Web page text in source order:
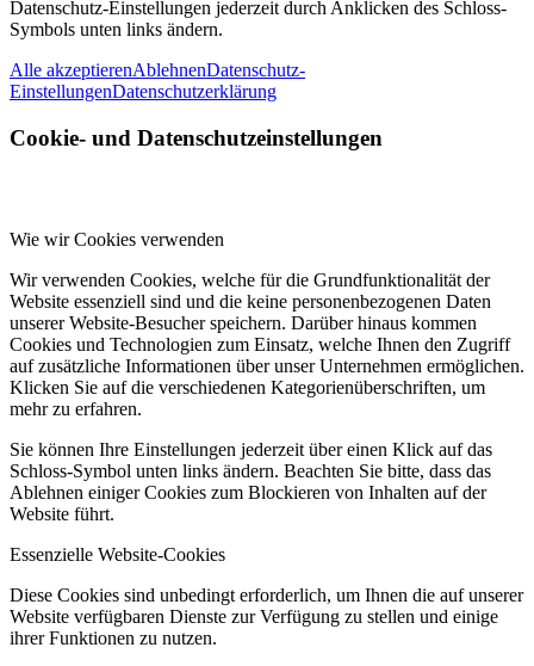
Datenschutz-Einstellungen jederzeit durch Anklicken des Schloss-
Symbols unten links ändern.
Alle akzeptierenAblehnenDatenschutz-
EinstellungenDatenschutzerklärung
Cookie- und Datenschutzeinstellungen
Wie wir Cookies verwenden
Wir verwenden Cookies, welche für die Grundfunktionalität der
Website essenziell sind und die keine personenbezogenen Daten
unserer Website-Besucher speichern. Darüber hinaus kommen
Cookies und Technologien zum Einsatz, welche Ihnen den Zugriff
auf zusätzliche Informationen über unser Unternehmen ermöglichen.
Klicken Sie auf die verschiedenen Kategorienüberschriften, um
mehr zu erfahren.
Sie können Ihre Einstellungen jederzeit über einen Klick auf das
Schloss-Symbol unten links ändern. Beachten Sie bitte, dass das
Ablehnen einiger Cookies zum Blockieren von Inhalten auf der
Website führt.
Essenzielle Website-Cookies
Diese Cookies sind unbedingt erforderlich, um Ihnen die auf unserer
Website verfügbaren Dienste zur Verfügung zu stellen und einige
ihrer Funktionen zu nutzen.